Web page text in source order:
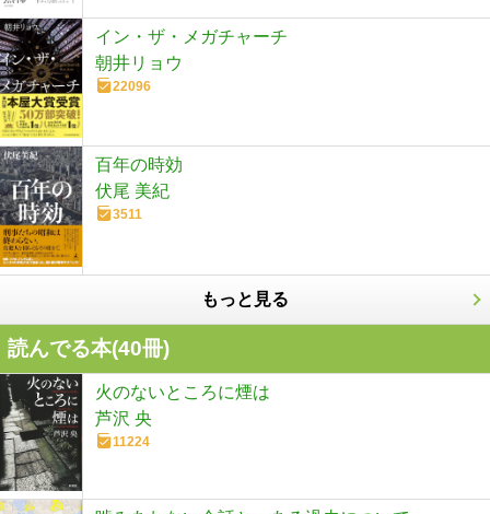
イン・ザ・メガチャーチ
朝井リョウ
22096
百年の時効
伏尾 美紀
3511
もっと見る
読んでる本(40冊)
火のないところに煙は
芦沢 央
11224